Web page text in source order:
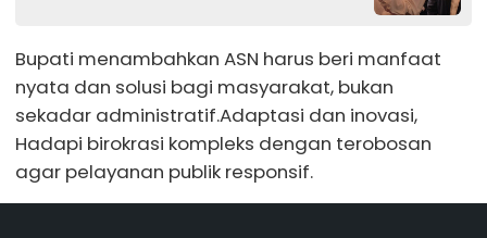
Bupati menambahkan ASN harus beri manfaat
nyata dan solusi bagi masyarakat, bukan
sekadar administratif.Adaptasi dan inovasi,
Hadapi birokrasi kompleks dengan terobosan
agar pelayanan publik responsif.